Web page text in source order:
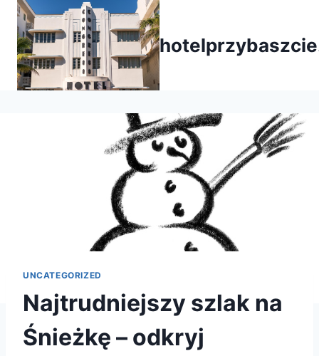
Przejdź
treści
UNCATEGORIZED
Najtrudniejszy szlak na
Śnieżkę – odkryj